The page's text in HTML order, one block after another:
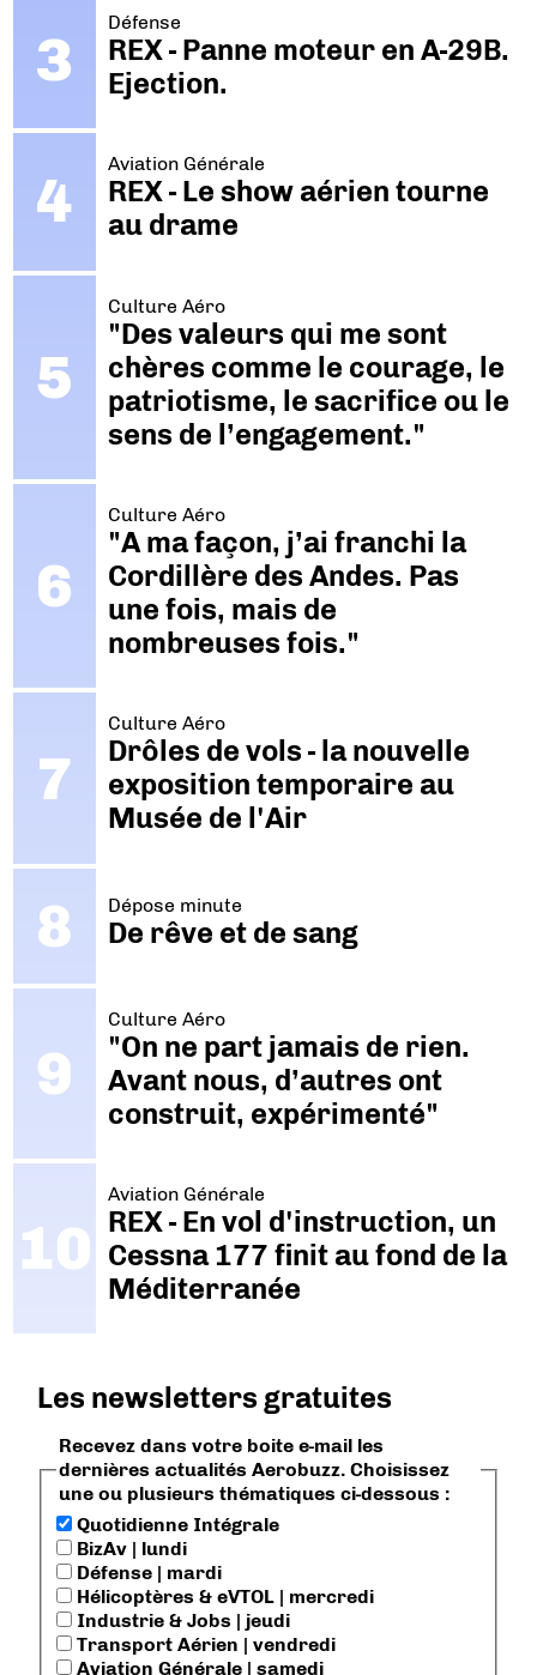
Défense
REX - Panne moteur en A-29B.
Ejection.
Aviation Générale
REX - Le show aérien tourne
au drame
Culture Aéro
"Des valeurs qui me sont
chères comme le courage, le
patriotisme, le sacrifice ou le
sens de l’engagement."
Culture Aéro
"A ma façon, j’ai franchi la
Cordillère des Andes. Pas
une fois, mais de
nombreuses fois."
Culture Aéro
Drôles de vols - la nouvelle
exposition temporaire au
Musée de l'Air
Dépose minute
De rêve et de sang
Culture Aéro
"On ne part jamais de rien.
Avant nous, d’autres ont
construit, expérimenté"
Aviation Générale
REX - En vol d'instruction, un
Cessna 177 finit au fond de la
Méditerranée
Les newsletters gratuites
Recevez dans votre boite e-mail les
dernières actualités Aerobuzz. Choisissez
une ou plusieurs thématiques ci-dessous :
Quotidienne Intégrale
BizAv | lundi
Défense | mardi
Hélicoptères & eVTOL | mercredi
Industrie & Jobs | jeudi
Transport Aérien | vendredi
Aviation Générale | samedi